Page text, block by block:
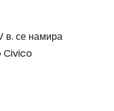
в. се намира
Civico